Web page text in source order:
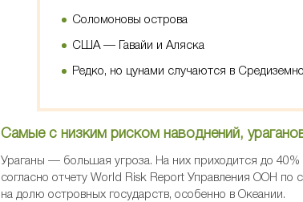
Соломоновы острова
США — Гавайи и Аляска
Редко, но цунами случаются в
Самые с низким риском наводнений,
Ураганы — большая угроза. На них приходится до
согласно отчету World Risk Report Управления ООН
на долю островных государств, особенно в Океании.